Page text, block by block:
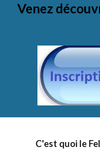
Venez
C'est quoi le